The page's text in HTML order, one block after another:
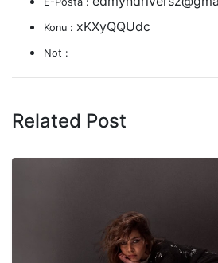
Konu : xKXyQQUdc
Not :
Related Post